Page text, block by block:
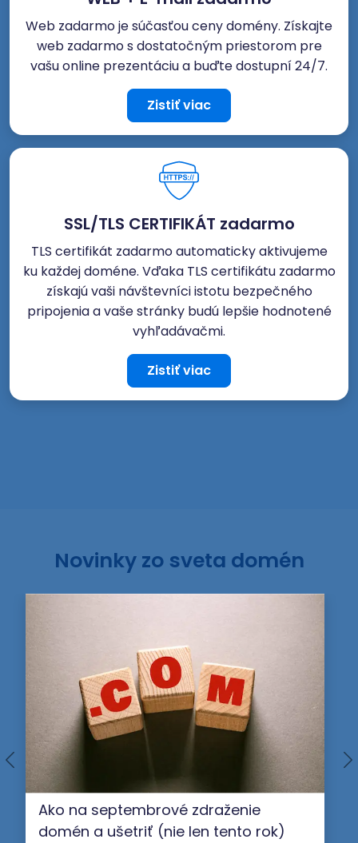
Web zadarmo je súčasťou ceny domény. Získajte
web zadarmo s dostatočným priestorom pre
vašu online prezentáciu a buďte dostupní 24/7.
Zistiť viac
SSL/TLS CERTIFIKÁT zadarmo
TLS certifikát zadarmo automaticky aktivujeme
ku každej doméne. Vďaka TLS certifikátu zadarmo
získajú vaši návštevníci istotu bezpečného
pripojenia a vaše stránky budú lepšie hodnotené
vyhľadávačmi.
Zistiť viac
Novinky zo sveta domén
Ako na septembrové zdraženie
domén a ušetriť (nie len tento rok)